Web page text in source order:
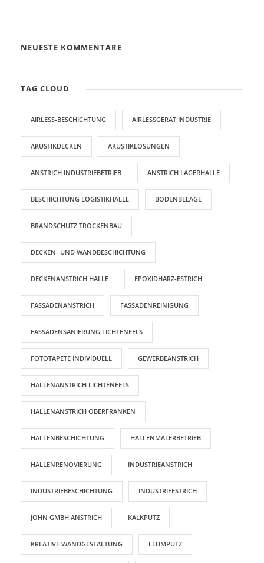
NEUESTE KOMMENTARE
TAG CLOUD
AIRLESS-BESCHICHTUNG AIRLESSGERÄT INDUSTRIE
AKUSTIKDECKEN AKUSTIKLÖSUNGEN
ANSTRICH INDUSTRIEBETRIEB ANSTRICH LAGERHALLE
BESCHICHTUNG LOGISTIKHALLE BODENBELÄGE
BRANDSCHUTZ TROCKENBAU
DECKEN- UND WANDBESCHICHTUNG
DECKENANSTRICH HALLE EPOXIDHARZ-ESTRICH
FASSADENANSTRICH FASSADENREINIGUNG
FASSADENSANIERUNG LICHTENFELS
FOTOTAPETE INDIVIDUELL GEWERBEANSTRICH
HALLENANSTRICH LICHTENFELS
HALLENANSTRICH OBERFRANKEN
HALLENBESCHICHTUNG HALLENMALERBETRIEB
HALLENRENOVIERUNG INDUSTRIEANSTRICH
INDUSTRIEBESCHICHTUNG INDUSTRIEESTRICH
JOHN GMBH ANSTRICH KALKPUTZ
KREATIVE WANDGESTALTUNG LEHMPUTZ